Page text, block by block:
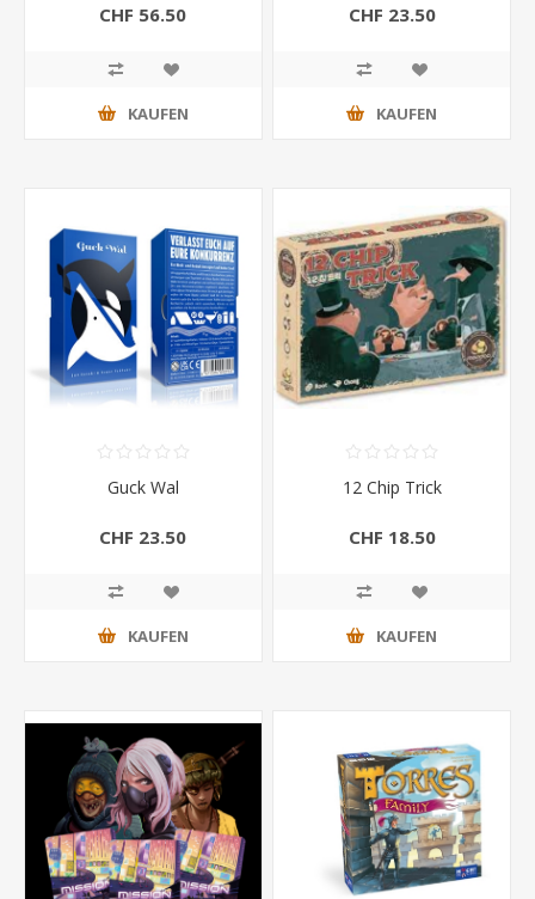
CHF 56.50
KAUFEN
CHF 23.50
KAUFEN
Guck Wal
CHF 23.50
KAUFEN
12 Chip Trick
CHF 18.50
KAUFEN